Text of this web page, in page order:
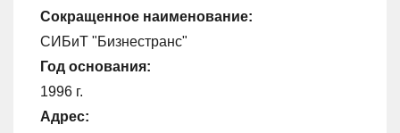
Сокращенное наименование:
СИБиТ "Бизнестранс"
Год основания:
1996 г.
Адрес: